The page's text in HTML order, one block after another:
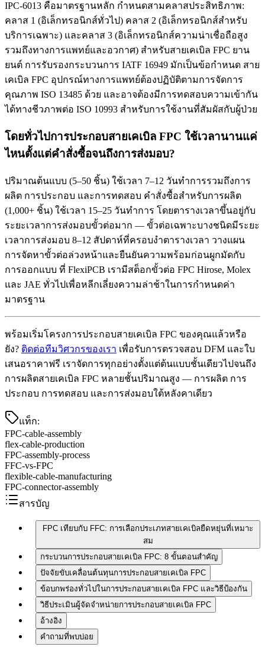
IPC-6013 คือมาตรฐานหลัก กำหนดสามคลาสประสิทธิภาพ:
คลาส 1 (อิเล็กทรอนิกส์ทั่วไป) คลาส 2 (อิเล็กทรอนิกส์สำหรับ
บริการเฉพาะ) และคลาส 3 (อิเล็กทรอนิกส์ความน่าเชื่อถือสูง
รวมถึงทางการแพทย์และอวกาศ) สำหรับสายเคเบิล FPC ยาน
ยนต์ การรับรองกระบวนการ IATF 16949 มักเป็นข้อกำหนด สาย
เคเบิล FPC อุปกรณ์ทางการแพทย์ต้องปฏิบัติตามการจัดการ
คุณภาพ ISO 13485 ด้วย และอาจต้องมีการทดสอบความเข้ากัน
ได้ทางชีวภาพต่อ ISO 10993 สำหรับการใช้งานที่สัมผัสกับผู้ป่วย
โดยทั่วไปการประกอบสายเคเบิล FPC ใช้เวลานานแค่
ไหนตั้งแต่คำสั่งซื้อจนถึงการส่งมอบ?
ปริมาณต้นแบบ (5–50 ชิ้น) ใช้เวลา 7–12 วันทำการรวมถึงการ
ผลิต การประกอบ และการทดสอบ คำสั่งซื้อสำหรับการผลิต
(1,000+ ชิ้น) ใช้เวลา 15–25 วันทำการ โดยตารางเวลาขึ้นอยู่กับ
ระยะเวลาการส่งมอบขั้วต่อมาก — ขั้วต่อเฉพาะบางชนิดมีระยะ
เวลาการส่งมอบ 8–12 สัปดาห์ที่ครอบงำตารางเวลา วางแผน
การจัดหาขั้วต่อล่วงหน้าและยืนยันความพร้อมก่อนผูกมัดกับ
การออกแบบ ที่ FlexiPCB เรามีสต็อกขั้วต่อ FPC Hirose, Molex
และ JAE ทั่วไปเพื่อหลีกเลี่ยงความล่าช้าในการกำหนดค่า
มาตรฐาน
พร้อมเริ่มโครงการประกอบสายเคเบิล FPC ของคุณแล้วหรือ
ยัง? ติดต่อทีมวิศวกรของเรา เพื่อรับการตรวจสอบ DFM และใบ
เสนอราคาฟรี เราจัดการทุกอย่างตั้งแต่ต้นแบบชั้นเดียวไปจนถึง
การผลิตสายเคเบิล FPC หลายชั้นปริมาณสูง — การผลิต การ
ประกอบ การทดสอบ และการส่งมอบใต้หลังคาเดียว
แท็ก:
FPC-cable-assembly
flex-cable-production
FPC-assembly-process
FFC-vs-FPC
flexible-cable-manufacturing
FPC-connector-assembly
สารบัญ
FPC เทียบกับ FFC: การเลือกประเภทสายเคเบิลยืดหยุ่นที่เหมาะ
สม
กระบวนการประกอบสายเคเบิล FPC: 8 ขั้นตอนสำคัญ
ปัจจัยขับเคลื่อนต้นทุนการประกอบสายเคเบิล FPC
ข้อบกพร่องทั่วไปในการประกอบสายเคเบิล FPC และวิธีป้องกัน
วิธีประเมินผู้จัดจำหน่ายการประกอบสายเคเบิล FPC
อ้างอิง
คำถามที่พบบ่อย